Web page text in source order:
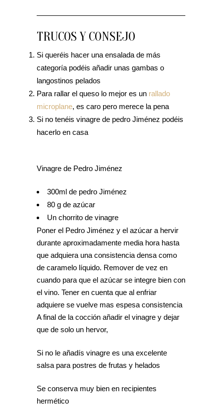
TRUCOS Y CONSEJO
Si queréis hacer una ensalada de más
categoría podéis añadir unas gambas o
langostinos pelados
Para rallar el queso lo mejor es un rallado
microplane, es caro pero merece la pena
Si no tenéis vinagre de pedro Jiménez podéis
hacerlo en casa
Vinagre de Pedro Jiménez
300ml de pedro Jiménez
80 g de azúcar
Un chorrito de vinagre
Poner el Pedro Jiménez y el azúcar a hervir
durante aproximadamente media hora hasta
que adquiera una consistencia densa como
de caramelo líquido. Remover de vez en
cuando para que el azúcar se integre bien con
el vino. Tener en cuenta que al enfriar
adquiere se vuelve mas espesa consistencia
A final de la cocción añadir el vinagre y dejar
que de solo un hervor,
Si no le añadís vinagre es una excelente
salsa para postres de frutas y helados
Se conserva muy bien en recipientes
hermético